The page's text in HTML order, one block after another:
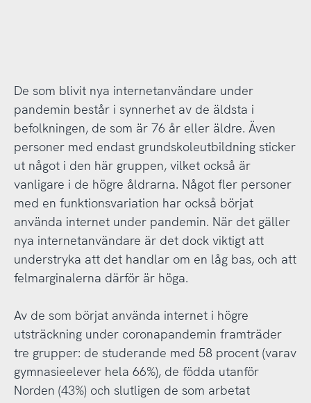
De som blivit nya internetanvändare under
pandemin består i synnerhet av de äldsta i
befolkningen, de som är 76 år eller äldre. Även
personer med endast grundskoleutbildning sticker
ut något i den här gruppen, vilket också är
vanligare i de högre åldrarna. Något fler personer
med en funktionsvariation har också börjat
använda internet under pandemin. När det gäller
nya internetanvändare är det dock viktigt att
understryka att det handlar om en låg bas, och att
felmarginalerna därför är höga.
Av de som börjat använda internet i högre
utsträckning under coronapandemin framträder
tre grupper: de studerande med 58 procent (varav
gymnasieelever hela 66%), de födda utanför
Norden (43%) och slutligen de som arbetat